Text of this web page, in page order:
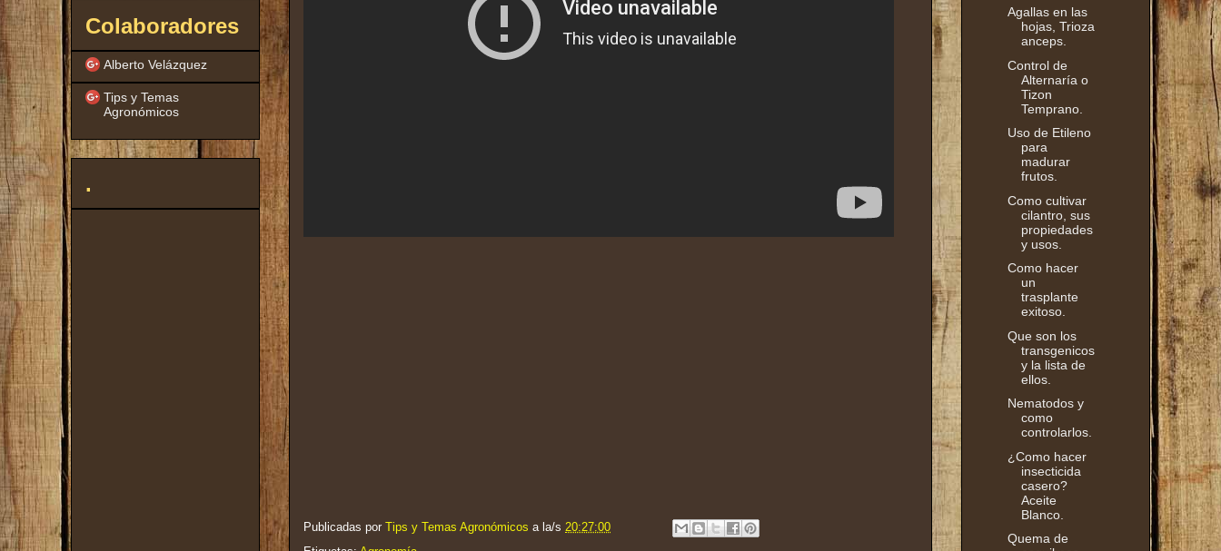
Publicadas por Tips y Temas Agronómicos a la/s 20:27:00
Colaboradores
Alberto Velázquez
Tips y Temas
Agronómicos
.
Agallas en las
hojas, Trioza
anceps.
Control de
Alternaría o
Tizon
Temprano.
Uso de Etileno
para
madurar
frutos.
Como cultivar
cilantro, sus
propiedades
y usos.
Como hacer
un
trasplante
exitoso.
Que son los
transgenicos
y la lista de
ellos.
Nematodos y
como
controlarlos.
¿Como hacer
insecticida
casero?
Aceite
Blanco.
Quema de